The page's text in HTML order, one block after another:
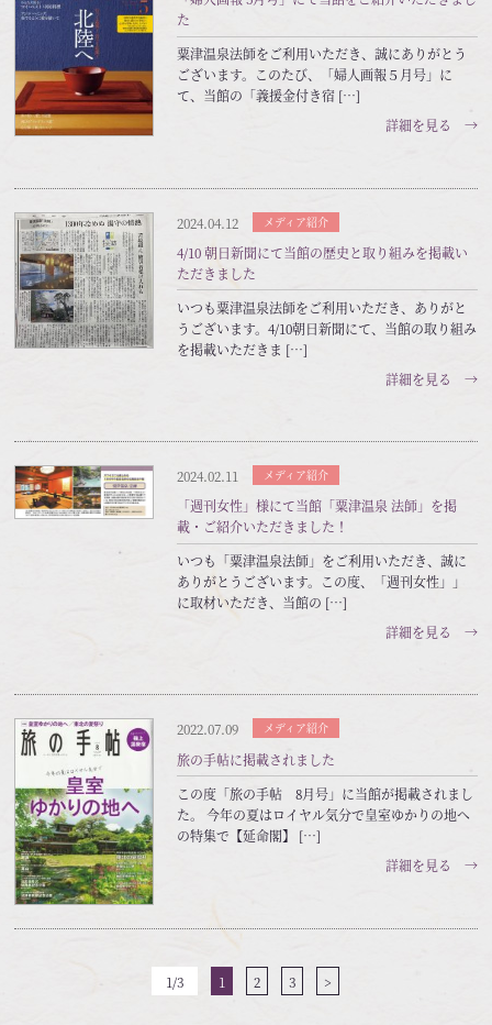
た
粟津温泉法師をご利用いただき、誠にありがとう
ございます。このたび、「婦人画報５月号」に
て、当館の「義援金付き宿 […]
詳細を見る →
2024.04.12 メディア紹介
4/10 朝日新聞にて当館の歴史と取り組みを掲載い
ただきました
いつも粟津温泉法師をご利用いただき、ありがと
うございます。4/10朝日新聞にて、当館の取り組み
を掲載いただきま […]
詳細を見る →
2024.02.11 メディア紹介
「週刊女性」様にて当館「粟津温泉 法師」を掲
載・ご紹介いただきました！
いつも「粟津温泉法師」をご利用いただき、誠に
ありがとうございます。この度、「週刊女性」」
に取材いただき、当館の […]
詳細を見る →
2022.07.09 メディア紹介
旅の手帖に掲載されました
この度「旅の手帖 8月号」に当館が掲載されまし
た。 今年の夏はロイヤル気分で皇室ゆかりの地へ
の特集で【延命閣】 […]
詳細を見る →
1/3 1 2 3 >